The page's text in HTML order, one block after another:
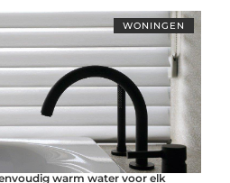
WONINGEN
warm water voor elk